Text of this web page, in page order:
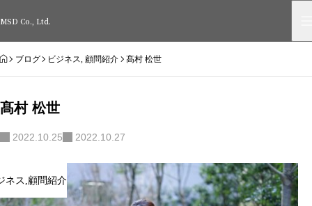
MSD Co., Ltd.
HOME
ブログ ビジネス 顧問紹介 髙村 松世
髙村 松世
2022.10.25 2022.10.27
ネス 顧問紹介